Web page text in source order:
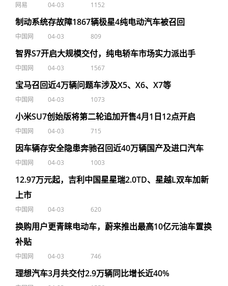
网易 04-03 1152
制动系统存故障1867辆极星4纯电动汽车被召回
中国网 04-03 809
智界S7开启大规模交付，纯电轿车市场实力派出手
中国网 04-03 1567
宝马召回近4万辆问题车涉及X5、X6、X7等
中国网 04-03 1073
小米SU7创始版将第二轮追加开售4月1日12点开启
中国网 04-03 715
因车辆存安全隐患奔驰召回近40万辆国产及进口汽车
中国网 04-03 1003
12.97万元起，吉利中国星星瑞2.0TD、星越L双车加新
上市
中国网 04-03 620
换购用户更青睐电动车，蔚来推出最高10亿元油车置换
补贴
中国网 04-03 746
理想汽车3月共交付2.9万辆同比增长近40%